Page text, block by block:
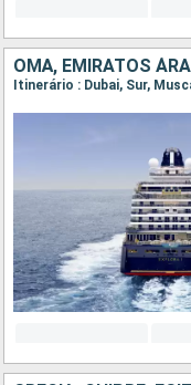
OMÃ, EMIRATOS
Itinerário : Dubai, Sur,